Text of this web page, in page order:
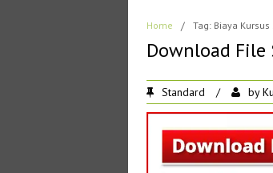
Home / Tag: Biaya
Download File
Standard / by